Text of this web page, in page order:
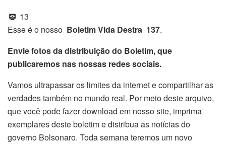
13
Esse é o nosso Boletim Vida Destra 137.
Envie fotos da distribuição do Boletim, que
publicaremos nas nossas redes sociais.
Vamos ultrapassar os limites da internet e compartilhar as
verdades também no mundo real. Por meio deste arquivo,
que você pode fazer download em nosso site, imprima
exemplares deste boletim e distribua as notícias do
governo Bolsonaro. Toda semana teremos um novo